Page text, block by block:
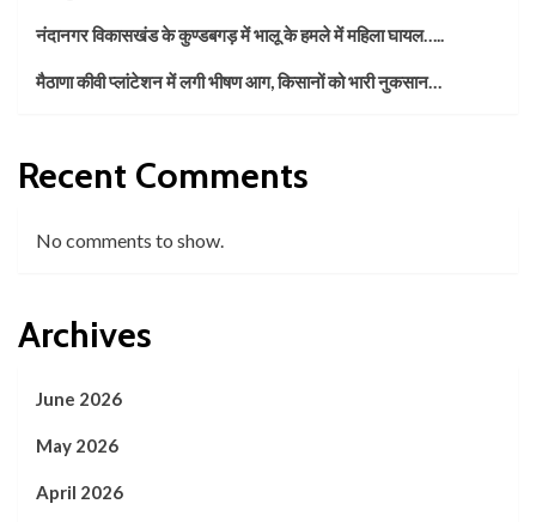
नंदानगर विकासखंड के कुण्डबगड़ में भालू के हमले में महिला घायल…..
मैठाणा कीवी प्लांटेशन में लगी भीषण आग, किसानों को भारी नुकसान…
Recent Comments
No comments to show.
Archives
June 2026
May 2026
April 2026